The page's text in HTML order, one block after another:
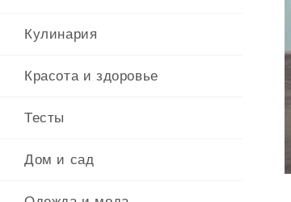
Кулинария
Красота и здоровье
Тесты
Дом и сад